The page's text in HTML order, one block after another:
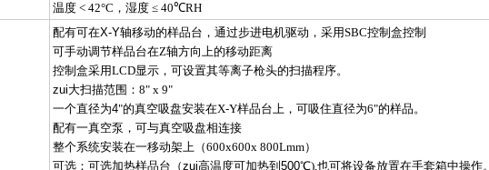
温度 < 42°C ，湿度 ≤ 40℃RH
配有可在X-Y轴移动的样品台，通过步进电机驱动，采用SBC控制盒控制
可手动调节样品台在Z轴方向上的移动距离
控制盒采用LCD显示，可设置其等离子枪头的扫描程序。
zui大扫描范围： 8" x 9"
一个直径为4"的真空吸盘安装在X-Y样品台上，可吸住直径为6"的样品。
配有一真空泵，可与真空吸盘相连接
整个系统安装在一移动架上（600x600x 800Lmm）
可选：可选加热样品台（zui高温度可加热到500℃),也可将设备放置在手套箱中操作。